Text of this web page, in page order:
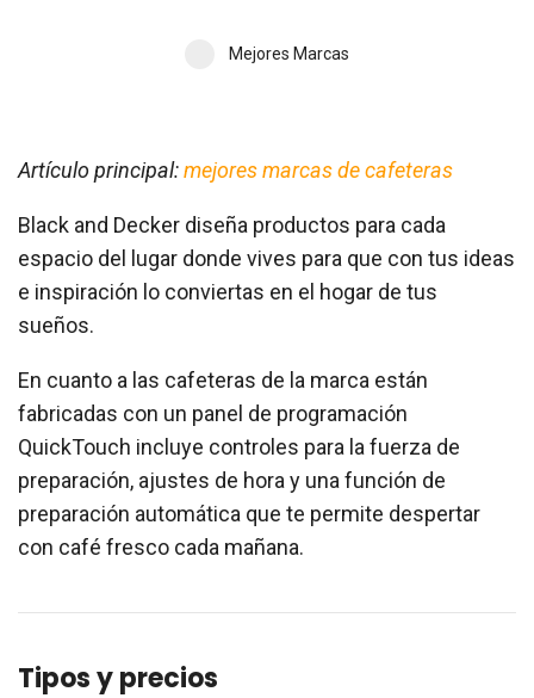
Mejores Marcas
Artículo principal:mejores marcas de cafeteras
Black and Decker diseña productos para cada
espacio del lugar donde vives para que con tus ideas
e inspiración lo conviertas en el hogar de tus
sueños.
En cuanto a las cafeteras de la marca están
fabricadas con un panel de programación
QuickTouch incluye controles para la fuerza de
preparación, ajustes de hora y una función de
preparación automática que te permite despertar
con café fresco cada mañana.
Tipos y precios